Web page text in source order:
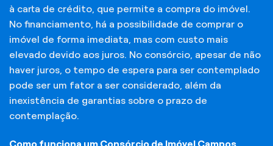
à carta de crédito, que permite a compra do imóvel.
No financiamento, há a possibilidade de comprar o
imóvel de forma imediata, mas com custo mais
elevado devido aos juros. No consórcio, apesar de não
haver juros, o tempo de espera para ser contemplado
pode ser um fator a ser considerado, além da
inexistência de garantias sobre o prazo de
contemplação.